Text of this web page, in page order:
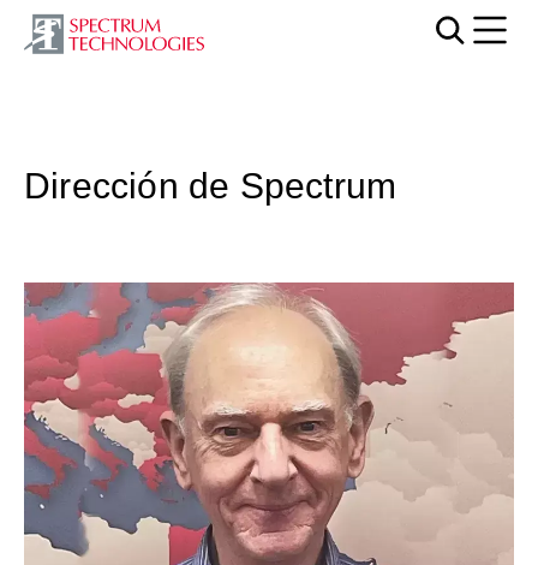
Dirección de Spectrum